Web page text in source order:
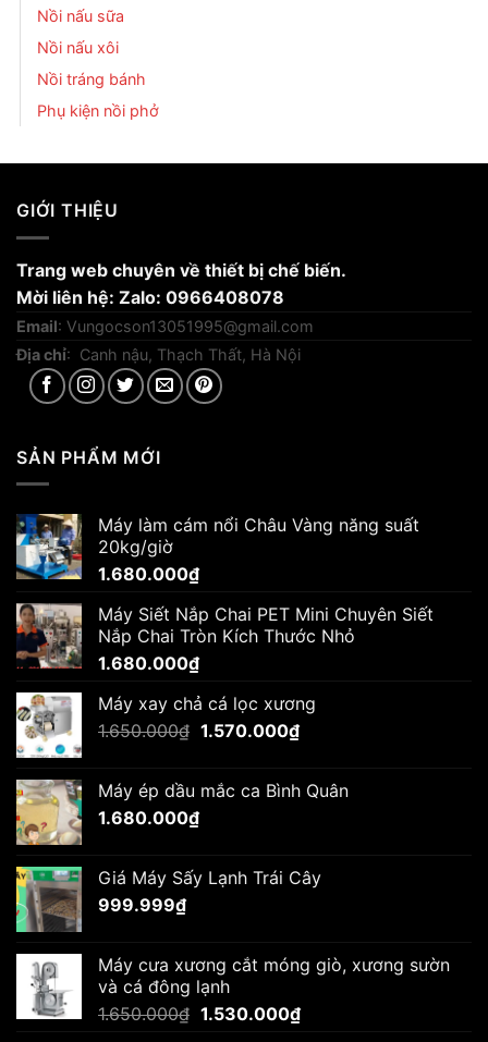
Nồi nấu sữa
Nồi nấu xôi
Nồi tráng bánh
Phụ kiện nồi phở
GIỚI THIỆU
Trang web chuyên về thiết bị chế biến.
Mời liên hệ: Zalo: 0966408078
Email: Vungocson13051995@gmail.com
Địa chỉ: Canh nậu, Thạch Thất, Hà Nội
SẢN PHẨM MỚI
Máy làm cám nổi Châu Vàng năng suất
20kg/giờ
1.680.000₫
Máy Siết Nắp Chai PET Mini Chuyên Siết
Nắp Chai Tròn Kích Thước Nhỏ
1.680.000₫
Máy xay chả cá lọc xương
1.650.000₫ Giá
1.650.000₫.
1.570.000₫Giá
là:
Máy ép dầu mắc ca Bình Quân
1.680.000₫
Giá Máy Sấy Lạnh Trái Cây
999.999₫
Máy cưa xương cắt móng giò, xương sườn
và cá đông lạnh
1.650.000₫ Giá
1.530.000₫Giá